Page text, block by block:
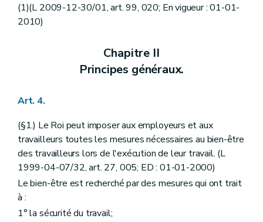
(1)(L 2009-12-30/01, art. 99, 020; En vigueur : 01-01-
2010)
Chapitre II
Principes généraux.
Art. 4.
(§1.) Le Roi peut imposer aux employeurs et aux
travailleurs toutes les mesures nécessaires au bien-être
des travailleurs lors de l'exécution de leur travail. (L
1999-04-07/32, art. 27, 005; ED : 01-01-2000)
Le bien-être est recherché par des mesures qui ont trait
à :
1° la sécurité du travail;